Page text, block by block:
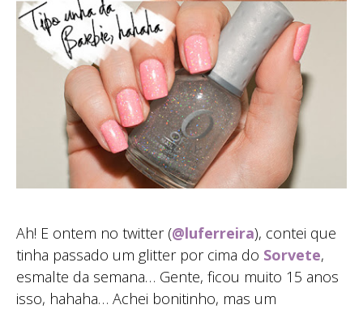
Ah! E ontem no twitter (@luferreira), contei que
tinha passado um glitter por cima do Sorvete,
esmalte da semana… Gente, ficou muito 15 anos
isso, hahaha… Achei bonitinho, mas um